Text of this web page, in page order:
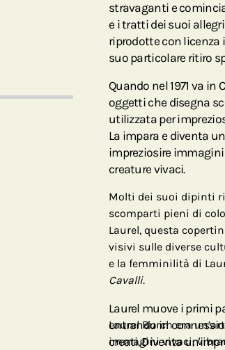
stravaganti e
e i tratti dei suoi
riprodotte con licenza
suo particolare ritiro
Quando nel 1971 va
oggetti che disegna
utilizzata per
La impara e diventa
impreziosire
creature vivaci.
Molti dei suoi dipinti
scomparti pieni di
Laurel, questa
visivi sulle diverse
e la femminilità di
Cavalli.
Laurel muove i primi
entrando in
creati. Diventa
Laurel Burch era
immagini vivaci,